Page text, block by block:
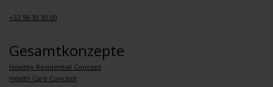
+32 56 30 30 00
Gesamtkonzepte
Healthy Residential Concept
Health Care Concept